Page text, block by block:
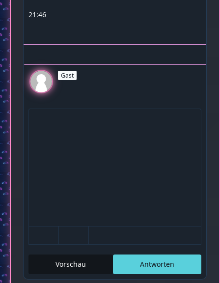
21:46
Gast
Antworten
Vorschau